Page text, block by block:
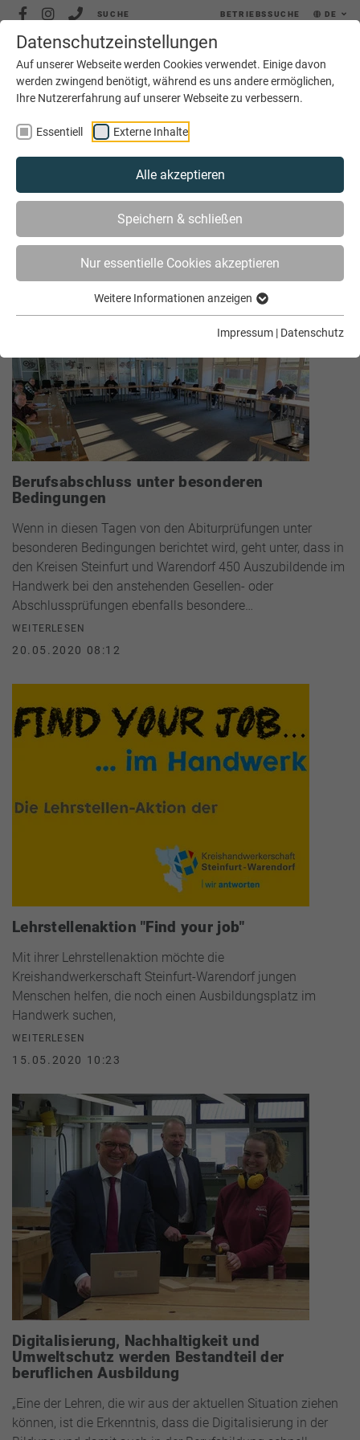
Datenschutzeinstellungen
Auf unserer Webseite werden Cookies verwendet. Einige davon
werden zwingend benötigt, während es uns andere ermöglichen,
Ihre Nutzererfahrung auf unserer Webseite zu verbessern.
Essentiell Externe Inhalte
Alle akzeptieren
Speichern & schließen
Nur essentielle Cookies akzeptieren
Weitere Informationen anzeigen
Impressum | Datenschutz
SUCHE BETRIEBSSUCHE DE
MENÜ
AKTUELLES ARCHIV
Archiv Mai 2020
Berufsabschluss unter besonderen
Bedingungen
Wenn in diesen Tagen von den Abiturprüfungen unter
besonderen Bedingungen berichtet wird, geht unter, dass in
den Kreisen Steinfurt und Warendorf 450 Auszubildende im
Handwerk bei den anstehenden Gesellen- oder
Abschlussprüfungen ebenfalls besondere…
WEITERLESEN
20.05.2020 08:12
Lehrstellenaktion "Find your job"
Mit ihrer Lehrstellenaktion möchte die
Kreishandwerkerschaft Steinfurt-Warendorf jungen
Menschen helfen, die noch einen Ausbildungsplatz im
Handwerk suchen,
WEITERLESEN
15.05.2020 10:23
Digitalisierung, Nachhaltigkeit und
Umweltschutz werden Bestandteil der
beruflichen Ausbildung
„Eine der Lehren, die wir aus der aktuellen Situation ziehen
können, ist die Erkenntnis, dass die Digitalisierung in der